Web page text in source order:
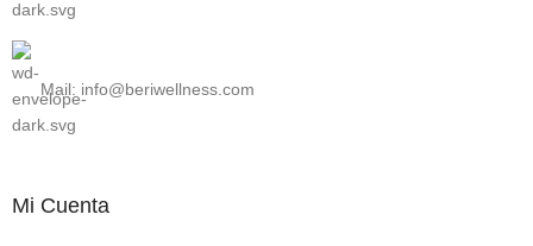
Mail: info@beriwellness.com
Mi Cuenta